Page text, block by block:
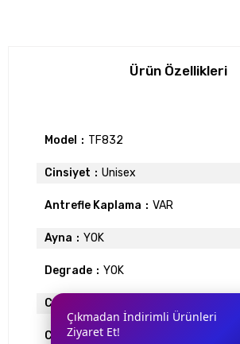
Ürün Özellikleri
Model TF832
Cinsiyet Unisex
Antrefle Kaplama VAR
Ayna YOK
Degrade YOK
Cam Materyali
Cam Rengi SİYAH
Çıkmadan İndirimli Ürünleri
Ziyaret Et!